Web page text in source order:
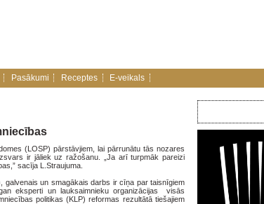
Pasākumi Receptes E-veikals
(LOSP) pārstāvjiem, lai pārrunātu tās nozares
ir jāliek uz ražošanu. „Ja arī turpmāk pareizi
sacīja L.Straujuma.
un smagākais darbs ir cīņa par taisnīgiem
eksperti un lauksaimnieku organizācijas visās
politikas (KLP) reformas rezultātā tiešajiem